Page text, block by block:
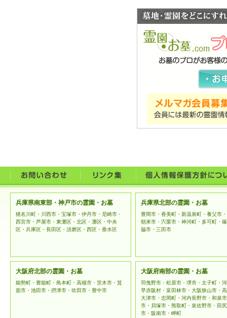
兵庫県南東部・神戸市の霊園・お墓
猪名川町・川西市・宝塚市・伊丹市・尼崎市・
西宮市・芦屋市・東灘区・北区・灘区・中央
区・兵庫区・長田区・須磨区・西区・垂水区
兵庫県北部の霊園・お墓
豊岡市・香美町・新温泉町・養父市
朝来市・宍栗市・神河町・多可町・
脇市・三田市
大阪府北部の霊園・お墓
能勢町・豊能町・島本町・高槻市・茨木市・箕
面市・池田市・摂津市・吹田市・豊中市
大阪府南部の霊園・お墓
羽曳野市・松原市・堺市・太子町・
早赤阪村・富田林市・大阪狭山市・
大津市・忠岡町・河内長野市・和泉
市・貝塚市・熊取町・泉佐野市・田
市・阪南市・岬町